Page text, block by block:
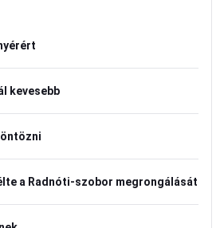
kevesebb
a Radnóti-szobor megrongálását